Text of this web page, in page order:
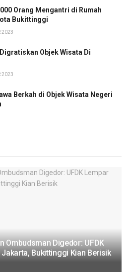
Orang Mengantri di Rumah
Bukittinggi
2023
Objek Wisata Di
2023
Berkah di Objek Wisata Negeri
Ombudsman Digedor: UFDK
Bukittinggi Kian Berisik